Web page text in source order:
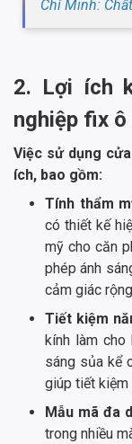
Chí Minh:
2. Lợi ích
nghiệp fix ô
Việc sử dụng
ích, bao gồm:
Tính thẩm
có thiết kế
mỹ cho căn
phép ánh
cảm giác
Tiết kiệm
kính làm cho
sáng sủa kể
giúp tiết
Mẫu mã đa
trong nhiều